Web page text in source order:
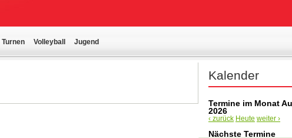
Turnen Volleyball Jugend
Kalender
Termine im Monat
2026
‹ zurück Heute weiter ›
Nächste Termine